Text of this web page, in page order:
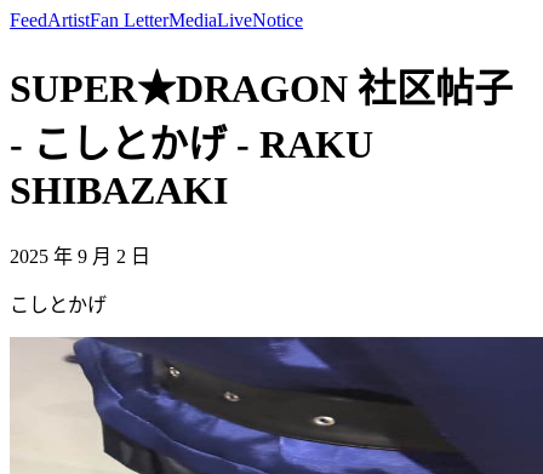
FeedArtistFan LetterMediaLiveNotice
SUPER★DRAGON 社区帖子
- こしとかげ - RAKU
SHIBAZAKI
2025 年 9 月 2 日
こしとかげ